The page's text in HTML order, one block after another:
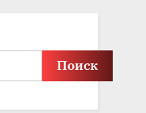
Поиск